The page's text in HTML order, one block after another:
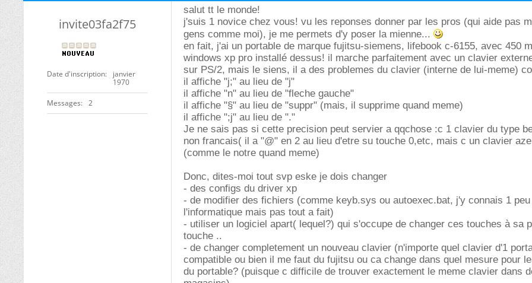
invite03fa2f75
Date d'inscription
janvier
1970
Messages 2
salut tt le monde!
j'suis 1 novice chez vous! vu les reponses donner par les pros (qui aide pas
gens comme moi), je me permets d'y poser la mienne...
en fait, j'ai un portable de marque fujitsu-siemens, lifebook c-6155, avec 450
windows xp pro installé dessus! il marche parfaitement avec un clavier
sur PS/2, mais le siens, il a des problemes du clavier (interne de lui-meme)
il affiche "j;" au lieu de "j"
il affiche "n" au lieu de "fleche gauche"
il affiche "§" au lieu de "suppr" (mais, il supprime quand meme)
il affiche ";j" au lieu de "."
Je ne sais pas si cette precision peut servier a qqchose :c 1 clavier du type
non francais( il a "@" en 2 au lieu d'etre su touche 0,etc, mais c un clavier
(comme le notre quand meme)
Donc, dites-moi tout svp eske je dois changer
- des configs du driver xp
- de modifier des fichiers (comme keyb.sys ou autoexec.bat, j'y connais 1 peu
l'informatique mais pas tout a fait)
- utiliser un logiciel apart( lequel?) qui s'occupe de changer ces touches à sa
touche ..
- de changer completement un nouveau clavier (n'importe quel clavier d'1
compatible ou bien il me faut du fujitsu ou ca change dans quel mesure pour
du portable? (puisque c difficile de trouver exactement le meme clavier dans